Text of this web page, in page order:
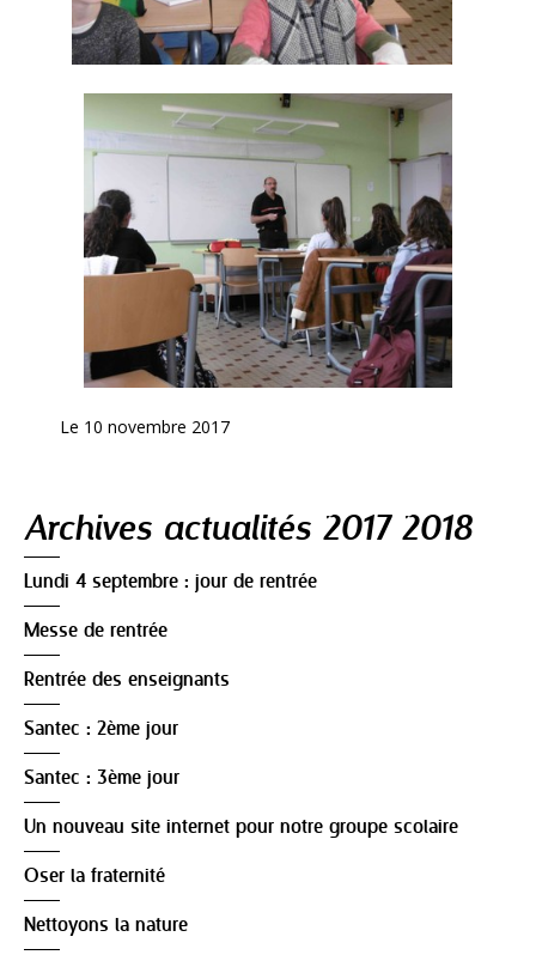
Le 10 novembre 2017
Archives actualités 2017 2018
Lundi 4 septembre : jour de rentrée
Messe de rentrée
Rentrée des enseignants
Santec : 2ème jour
Santec : 3ème jour
Un nouveau site internet pour notre groupe scolaire
Oser la fraternité
Nettoyons la nature